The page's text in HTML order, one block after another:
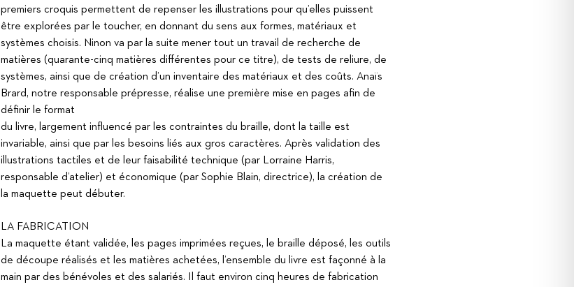
premiers croquis permettent de repenser les illustrations pour qu’elles puissent
être explorées par le toucher, en donnant du sens aux formes, matériaux et
systèmes choisis. Ninon va par la suite mener tout un travail de recherche de
matières (quarante-cinq matières différentes pour ce titre), de tests de reliure, de
systèmes, ainsi que de création d’un inventaire des matériaux et des coûts. Anaïs
Brard, notre responsable prépresse, réalise une première mise en pages afin de
définir le format
du livre, largement influencé par les contraintes du braille, dont la taille est
invariable, ainsi que par les besoins liés aux gros caractères. Après validation des
illustrations tactiles et de leur faisabilité technique (par Lorraine Harris,
responsable d’atelier) et économique (par Sophie Blain, directrice), la création de
la maquette peut débuter.
LA FABRICATION
La maquette étant validée, les pages imprimées reçues, le braille déposé, les outils
de découpe réalisés et les matières achetées, l’ensemble du livre est façonné à la
main par des bénévoles et des salariés. Il faut environ cinq heures de fabrication